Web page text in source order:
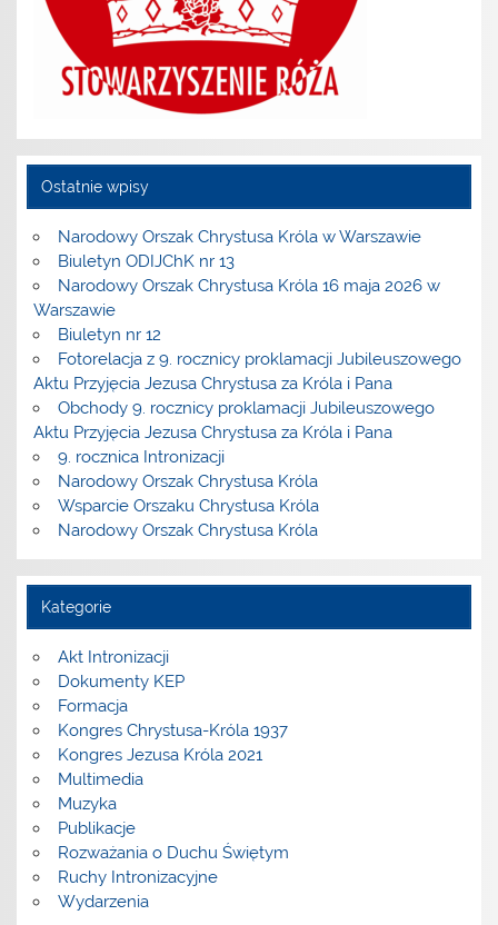
Ostatnie wpisy
Narodowy Orszak Chrystusa Króla w Warszawie
Biuletyn ODIJChK nr 13
Narodowy Orszak Chrystusa Króla 16 maja 2026 w
Warszawie
Biuletyn nr 12
Fotorelacja z 9. rocznicy proklamacji Jubileuszowego
Aktu Przyjęcia Jezusa Chrystusa za Króla i Pana
Obchody 9. rocznicy proklamacji Jubileuszowego
Aktu Przyjęcia Jezusa Chrystusa za Króla i Pana
9. rocznica Intronizacji
Narodowy Orszak Chrystusa Króla
Wsparcie Orszaku Chrystusa Króla
Narodowy Orszak Chrystusa Króla
Kategorie
Akt Intronizacji
Dokumenty KEP
Formacja
Kongres Chrystusa-Króla 1937
Kongres Jezusa Króla 2021
Multimedia
Muzyka
Publikacje
Rozważania o Duchu Świętym
Ruchy Intronizacyjne
Wydarzenia